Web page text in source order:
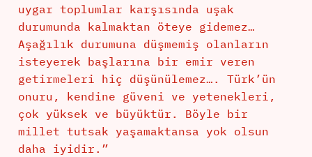
uygar toplumlar karşısında uşak
durumunda kalmaktan öteye gidemez…
Aşağılık durumuna düşmemiş olanların
isteyerek başlarına bir emir veren
getirmeleri hiç düşünülemez…. Türk’ün
onuru, kendine güveni ve yetenekleri,
çok yüksek ve büyüktür. Böyle bir
millet tutsak yaşamaktansa yok olsun
daha iyidir.”